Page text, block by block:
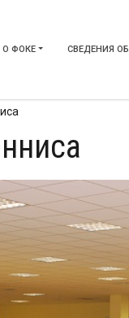
О ФОКЕ СВЕДЕНИЯ